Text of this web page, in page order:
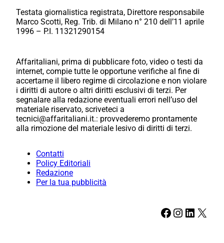
Testata giornalistica registrata, Direttore responsabile
Marco Scotti, Reg. Trib. di Milano n° 210 dell’11 aprile
1996 – P.I. 11321290154
Affaritaliani, prima di pubblicare foto, video o testi da
internet, compie tutte le opportune verifiche al fine di
accertarne il libero regime di circolazione e non violare
i diritti di autore o altri diritti esclusivi di terzi. Per
segnalare alla redazione eventuali errori nell’uso del
materiale riservato, scriveteci a
tecnici@affaritaliani.it.: provvederemo prontamente
alla rimozione del materiale lesivo di diritti di terzi.
Contatti
Policy Editoriali
Redazione
Per la tua pubblicità
Facebook Instagram LinkedIn X